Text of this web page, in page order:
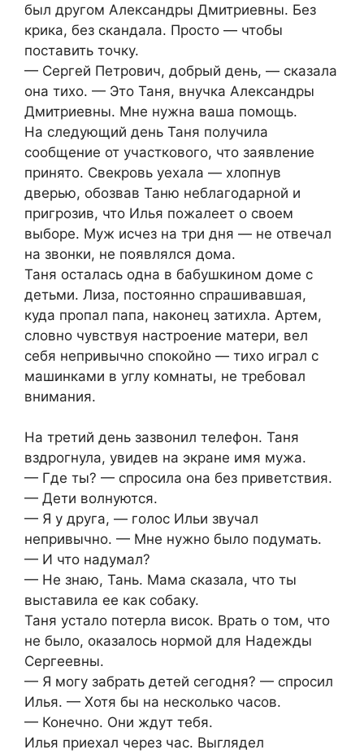
был другом Александры Дмитриевны. Без
крика, без скандала. Просто — чтобы
поставить точку.
— Сергей Петрович, добрый день, — сказала
она тихо. — Это Таня, внучка Александры
Дмитриевны. Мне нужна ваша помощь.
На следующий день Таня получила
сообщение от участкового, что заявление
принято. Свекровь уехала — хлопнув
дверью, обозвав Таню неблагодарной и
пригрозив, что Илья пожалеет о своем
выборе. Муж исчез на три дня — не отвечал
на звонки, не появлялся дома.
Таня осталась одна в бабушкином доме с
детьми. Лиза, постоянно спрашивавшая,
куда пропал папа, наконец затихла. Артем,
словно чувствуя настроение матери, вел
себя непривычно спокойно — тихо играл с
машинками в углу комнаты, не требовал
внимания.
На третий день зазвонил телефон. Таня
вздрогнула, увидев на экране имя мужа.
— Где ты? — спросила она без приветствия.
— Дети волнуются.
— Я у друга, — голос Ильи звучал
непривычно. — Мне нужно было подумать.
— И что надумал?
— Не знаю, Тань. Мама сказала, что ты
выставила ее как собаку.
Таня устало потерла висок. Врать о том, что
не было, оказалось нормой для Надежды
Сергеевны.
— Я могу забрать детей сегодня? — спросил
Илья. — Хотя бы на несколько часов.
— Конечно. Они ждут тебя.
Илья приехал через час. Выглядел